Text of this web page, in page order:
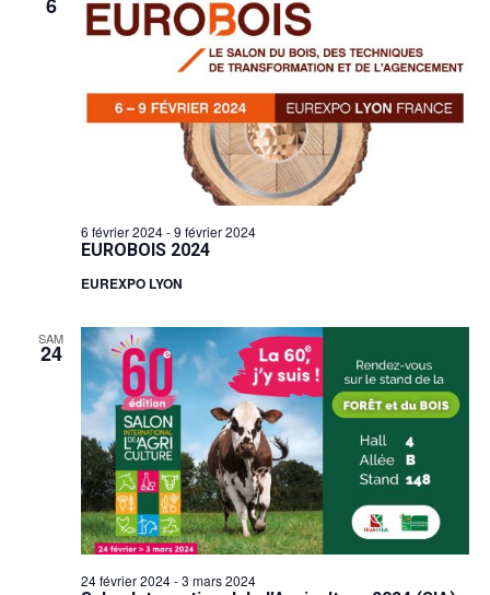
6
EUROBOIS 2024
6 février 2024-9 février 2024
EUREXPO LYON
SAM
24
24 février 2024-3 mars 2024